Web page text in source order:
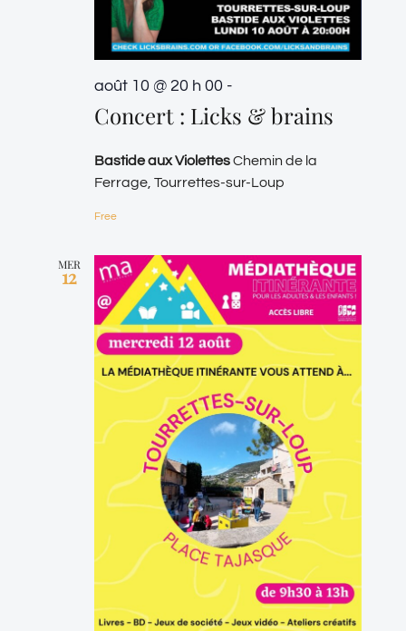
août 10 @ 20 h 00 -
Concert : Licks & brains
Bastide aux ViolettesChemin de la
Ferrage, Tourrettes-sur-Loup
Free
MER
12